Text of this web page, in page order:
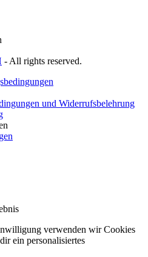
- All rights reserved.
und Widerrufsbelehrung
verwenden wir Cookies
ein personalisiertes